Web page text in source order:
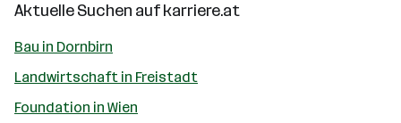
Aktuelle Suchen aufkarriere.at
Bau in Dornbirn
Landwirtschaft in Freistadt
Foundation in Wien